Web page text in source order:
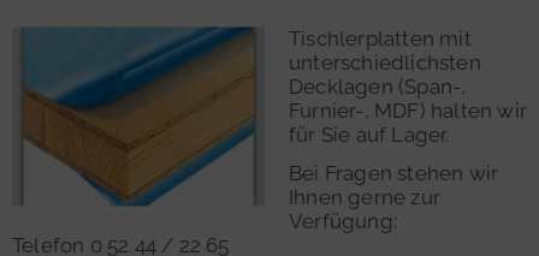
Tischlerplatten mit
unterschiedlichsten
Decklagen (Span-,
Furnier-, MDF) halten wir
für Sie auf Lager.
Bei Fragen stehen wir
Ihnen gerne zur
Verfügung:
Telefon 0 52 44 / 22 65